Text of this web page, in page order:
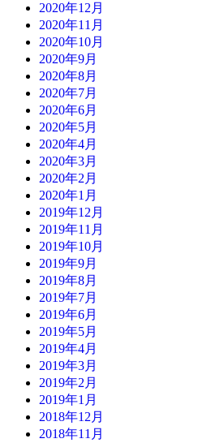
2020年12月
2020年11月
2020年10月
2020年9月
2020年8月
2020年7月
2020年6月
2020年5月
2020年4月
2020年3月
2020年2月
2020年1月
2019年12月
2019年11月
2019年10月
2019年9月
2019年8月
2019年7月
2019年6月
2019年5月
2019年4月
2019年3月
2019年2月
2019年1月
2018年12月
2018年11月